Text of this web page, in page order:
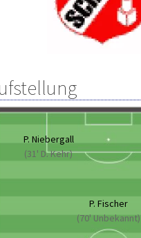
P. Niebergall
(31' D. Kehr)
P. Fischer
(70' Unbekannt)